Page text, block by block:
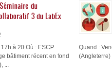
du
3 du LabEx
à 20 Où : ESCP
bâtiment récent en fond
...
Quand :
(Angleterre)